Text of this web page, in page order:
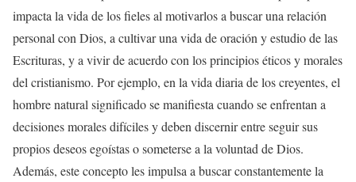
impacta la vida de los fieles al motivarlos a buscar una relación
personal con Dios, a cultivar una vida de oración y estudio de las
Escrituras, y a vivir de acuerdo con los principios éticos y morales
del cristianismo. Por ejemplo, en la vida diaria de los creyentes, el
hombre natural significado se manifiesta cuando se enfrentan a
decisiones morales difíciles y deben discernir entre seguir sus
propios deseos egoístas o someterse a la voluntad de Dios.
Además, este concepto les impulsa a buscar constantemente la